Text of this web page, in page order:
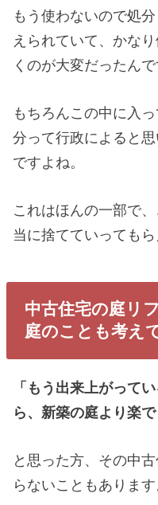
もう使わないので処
えられていて、かな
くのが大変だったんで
もちろんこの中に入
分って行政によると
ですよね。
これはほんの一部で
当に捨てていっても
中古住宅の庭リ
庭のことも考え
「もう出来上がって
ら、新築の庭より楽で
と思った方、その中
らないこともあります